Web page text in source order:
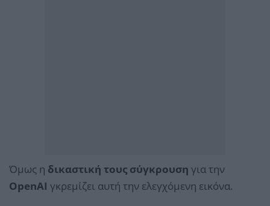
Όμως η δικαστική τους σύγκρουση για την
OpenAI γκρεμίζει αυτή την ελεγχόμενη εικόνα.